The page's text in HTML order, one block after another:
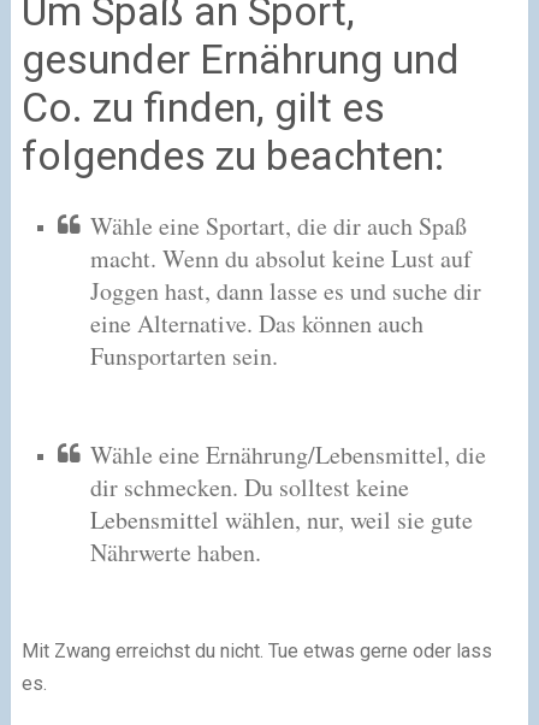
Um Spaß an Sport,
gesunder Ernährung und
Co. zu finden, gilt es
folgendes zu beachten:
Wähle eine Sportart, die dir auch Spaß
macht. Wenn du absolut keine Lust auf
Joggen hast, dann lasse es und suche dir
eine Alternative. Das können auch
Funsportarten sein.
Wähle eine Ernährung/Lebensmittel, die
dir schmecken. Du solltest keine
Lebensmittel wählen, nur, weil sie gute
Nährwerte haben.
Mit Zwang erreichst du nicht. Tue etwas gerne oder lass
es.